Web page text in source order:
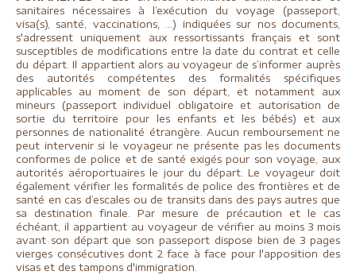
sanitaires nécessaires à l’exécution du voyage (passeport,
visa(s), santé, vaccinations, …) indiquées sur nos documents,
s'adressent uniquement aux ressortissants français et sont
susceptibles de modifications entre la date du contrat et celle
du départ. Il appartient alors au voyageur de s’informer auprès
des autorités compétentes des formalités spécifiques
applicables au moment de son départ, et notamment aux
mineurs (passeport individuel obligatoire et autorisation de
sortie du territoire pour les enfants et les bébés) et aux
personnes de nationalité étrangère. Aucun remboursement ne
peut intervenir si le voyageur ne présente pas les documents
conformes de police et de santé exigés pour son voyage, aux
autorités aéroportuaires le jour du départ. Le voyageur doit
également vérifier les formalités de police des frontières et de
santé en cas d’escales ou de transits dans des pays autres que
sa destination finale. Par mesure de précaution et le cas
échéant, il appartient au voyageur de vérifier au moins 3 mois
avant son départ que son passeport dispose bien de 3 pages
vierges consécutives dont 2 face à face pour l'apposition des
visas et des tampons d'immigration.